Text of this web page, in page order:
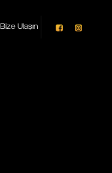
Bize Ulaşın